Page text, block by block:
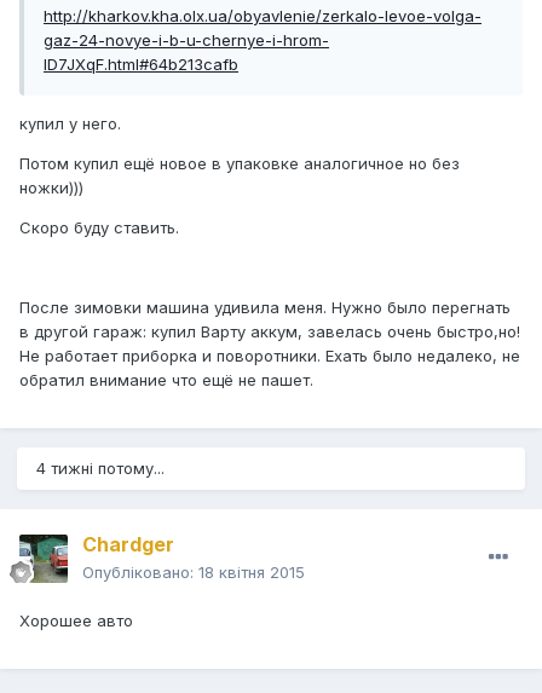
http://kharkov.kha.olx.ua/obyavlenie/zerkalo-levoe-volga-
gaz-24-novye-i-b-u-chernye-i-hrom-
ID7JXqF.html#64b213cafb
купил у него.
Потом купил ещё новое в упаковке аналогичное но без
ножки)))
Скоро буду ставить.
После зимовки машина удивила меня. Нужно было перегнать
в другой гараж: купил Варту аккум, завелась очень быстро,но!
Не работает приборка и поворотники. Ехать было недалеко, не
обратил внимание что ещё не пашет.
4 тижні потому...
Chardger
Опубліковано: 18 квітня 2015
Хорошее авто